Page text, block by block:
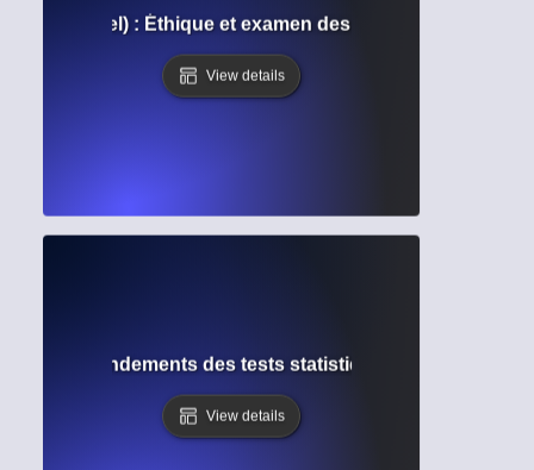
: Éthique et examen des sujets humains
View details
nulle : Fondements des tests statistiques et de
View details